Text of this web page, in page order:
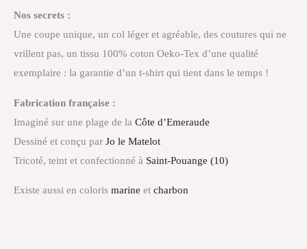
Nos secrets :
Une coupe unique, un col léger et agréable, des coutures qui ne
vrillent pas, un tissu 100% coton Oeko-Tex d’une qualité
exemplaire : la garantie d’un t-shirt qui tient dans le temps !
Fabrication française :
Imaginé sur une plage de la Côte d’Emeraude
Dessiné et conçu par Jo le Matelot
Tricoté, teint et confectionné à Saint-Pouange (10)
Existe aussi en coloris marine et charbon